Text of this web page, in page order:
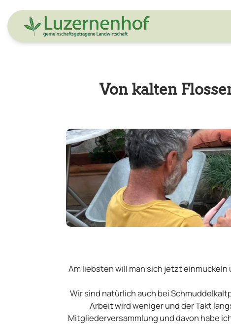
Von kalten
Am liebsten will man sich jetzt
Wir sind natürlich auch bei
Arbeit wird weniger und der Takt
Mitgliederversammlung und davon habe